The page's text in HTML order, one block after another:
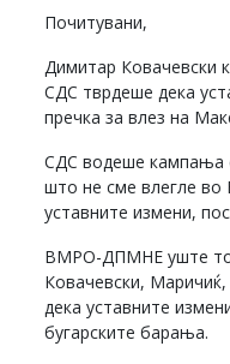
Почитувани,
Димитар Ковачевски
СДС тврдеше дека
пречка за влез на
СДС водеше кампања
што не сме влегле во
уставните измени,
ВМРО-ДПМНЕ уште
Ковачевски,
дека уставните
бугарските барања.